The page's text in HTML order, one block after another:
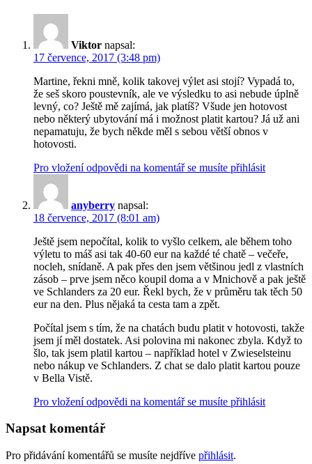
Viktor napsal:
17 července, 2017 (3:48 pm)
Martine, řekni mně, kolik takovej výlet asi stojí? Vypadá to,
že seš skoro poustevník, ale ve výsledku to asi nebude úplně
levný, co? Ještě mě zajímá, jak platíš? Všude jen hotovost
nebo některý ubytování má i možnost platit kartou? Já už ani
nepamatuju, že bych někde měl s sebou větší obnos v
hotovosti.
Pro vložení odpovědi na komentář se musíte přihlásit
anyberry napsal:
18 července, 2017 (8:01 am)
Ještě jsem nepočítal, kolik to vyšlo celkem, ale během toho
výletu to máš asi tak 40-60 eur na každé té chatě – večeře,
nocleh, snídaně. A pak přes den jsem většinou jedl z vlastních
zásob – prve jsem něco koupil doma a v Mnichově a pak ještě
ve Schlanders za 20 eur. Řekl bych, že v průměru tak těch 50
eur na den. Plus nějaká ta cesta tam a zpět.
Počítal jsem s tím, že na chatách budu platit v hotovosti, takže
jsem jí měl dostatek. Asi polovina mi nakonec zbyla. Když to
šlo, tak jsem platil kartou – například hotel v Zwieselsteinu
nebo nákup ve Schlanders. Z chat se dalo platit kartou pouze
v Bella Vistě.
Pro vložení odpovědi na komentář se musíte přihlásit
Napsat komentář
Pro přidávání komentářů se musíte nejdříve přihlásit.